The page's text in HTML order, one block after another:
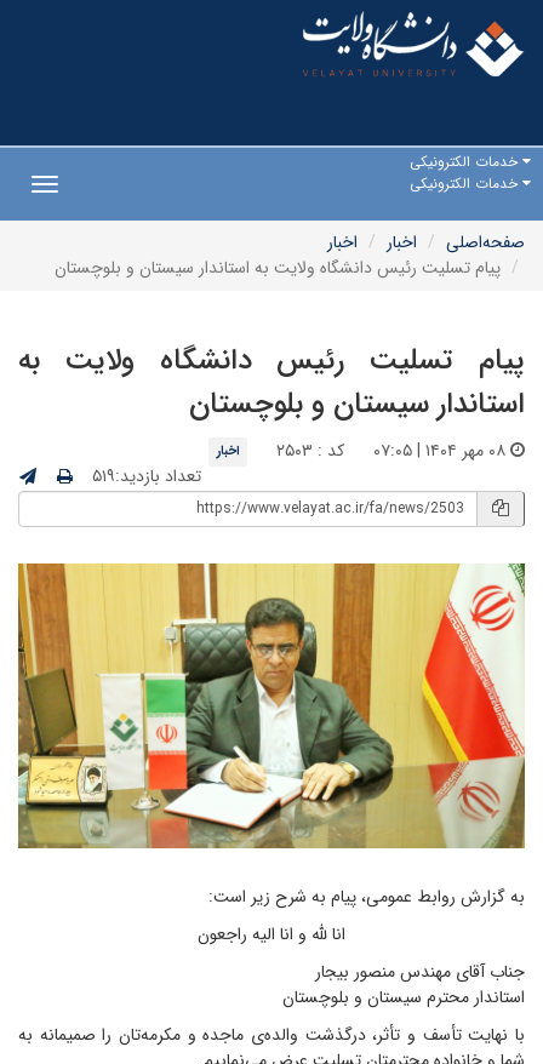
خدمات الکترونیکی
خدمات الکترونیکی
صفحه‌اصلی
اخبار
اخبار
پیام تسلیت رئیس دانشگاه ولایت به استاندار سیستان و بلوچستان
پیام تسلیت رئیس دانشگاه ولایت به
استاندار سیستان و بلوچستان
کد : ۲۵۰۳ اخبار
تعداد بازدید:۵۱۹
به گزارش روابط عمومی، پیام به شرح زیر است:
انا لله و انا الیه راجعون
جناب آقای مهندس منصور بیجار
استاندار محترم سیستان و بلوچستان
با نهایت تأسف و تأثر، درگذشت والده‌ی ماجده و مکرمه‌تان را صمیمانه به